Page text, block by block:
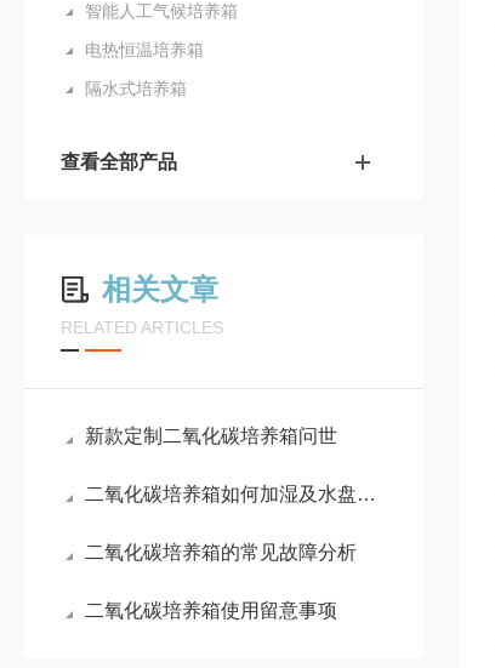
智能人工气候培养箱
电热恒温培养箱
隔水式培养箱
查看全部产品
相关文章
RELATED ARTICLES
新款定制二氧化碳培养箱问世
二氧化碳培养箱如何加湿及水盘污染控制问题？
二氧化碳培养箱的常见故障分析
二氧化碳培养箱使用留意事项